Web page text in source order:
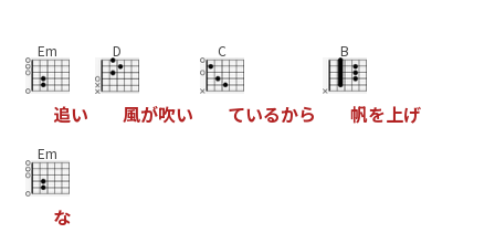
Em
追い
D
風が吹い
C
ているから
B
帆を 上げ
Em
な